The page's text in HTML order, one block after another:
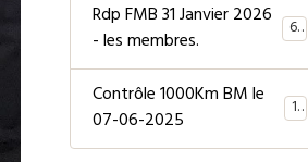
Rdp FMB 31 Janvier 2026
- les membres.
66
Contrôle 1000Km BM le
07-06-2025
11